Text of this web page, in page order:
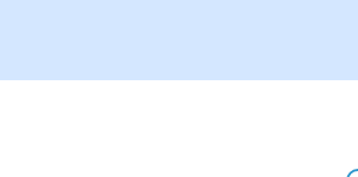
返済例